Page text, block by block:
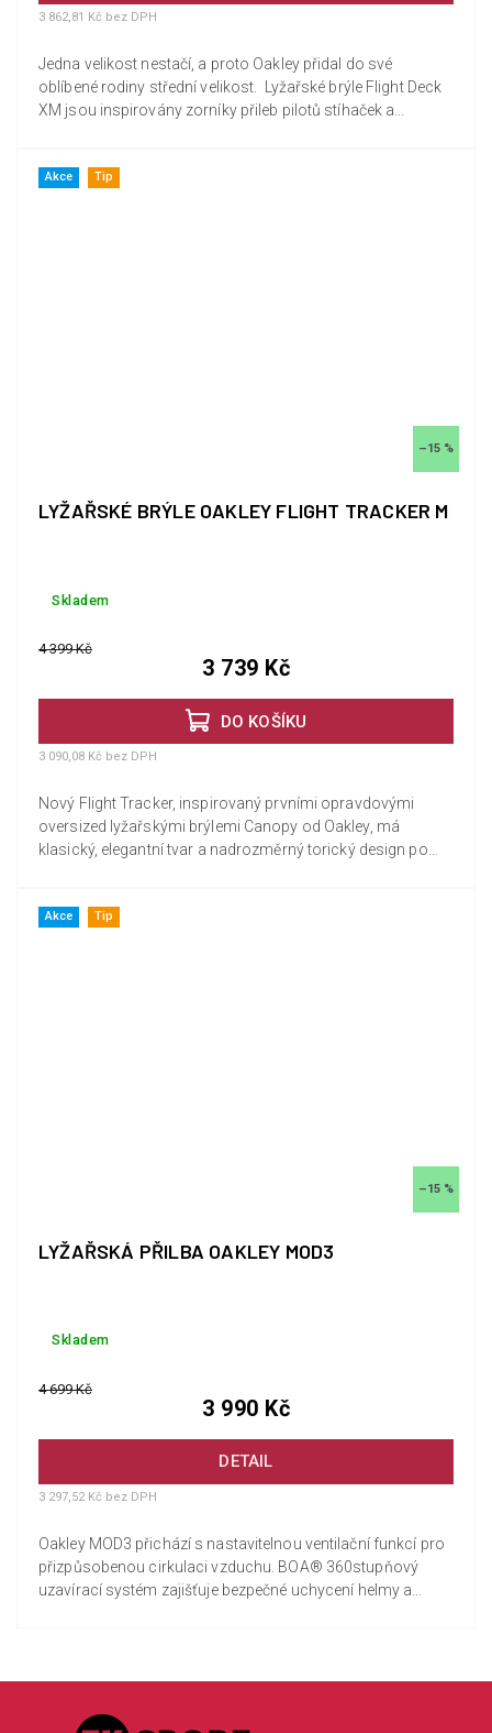
3 862,81 Kč bez DPH
Jedna velikost nestačí, a proto Oakley přidal do své
oblíbené rodiny střední velikost. Lyžařské brýle Flight Deck
XM jsou inspirovány zorníky přileb pilotů stíhaček a...
Akce Tip
–15 %
LYŽAŘSKÉ BRÝLE OAKLEY FLIGHT TRACKER M
Skladem
DO KOŠÍKU
3 090,08 Kč bez DPH
4 399 Kč
3 739 Kč
Nový Flight Tracker, inspirovaný prvními opravdovými
oversized lyžařskými brýlemi Canopy od Oakley, má
klasický, elegantní tvar a nadrozměrný torický design po
Akce Tip
–15 %
LYŽAŘSKÁ PŘILBA OAKLEY MOD3
Skladem
DETAIL
3 297,52 Kč bez DPH
4 699 Kč
3 990 Kč
Oakley MOD3 přichází s nastavitelnou ventilační funkcí pro
přizpůsobenou cirkulaci vzduchu. BOA® 360stupňový
uzavírací systém zajišťuje bezpečné uchycení helmy a